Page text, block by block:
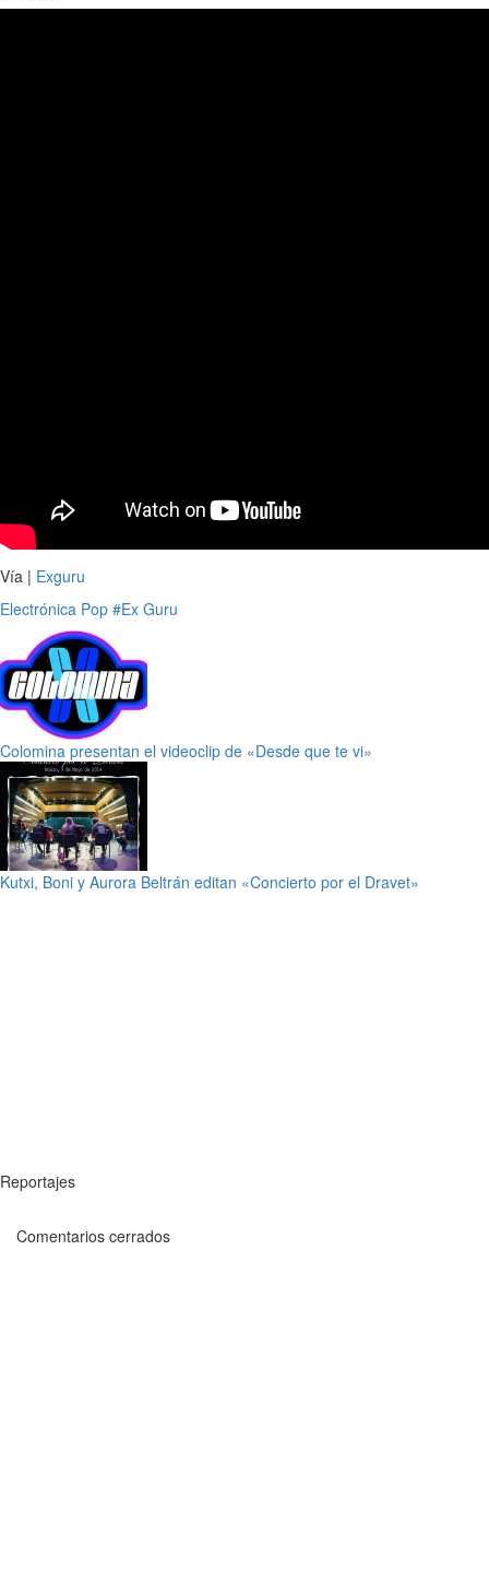
Vía | Exguru
Electrónica Pop #Ex Guru
Colomina presentan el videoclip de «Desde que te vi»
Kutxi, Boni y Aurora Beltrán editan «Concierto por el Dravet»
Reportajes
Comentarios cerrados